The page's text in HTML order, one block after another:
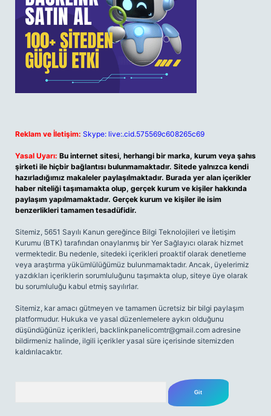
Reklam ve İletişim: Skype: live:.cid.575569c608265c69
Yasal Uyarı: Bu internet sitesi, herhangi bir marka, kurum veya şahıs
şirketi ile hiçbir bağlantısı bulunmamaktadır. Sitede yalnızca kendi
hazırladığımız makaleler paylaşılmaktadır. Burada yer alan içerikler
haber niteliği taşımamakta olup, gerçek kurum ve kişiler hakkında
paylaşım yapılmamaktadır. Gerçek kurum ve kişiler ile isim
benzerlikleri tamamen tesadüfidir.
Sitemiz, 5651 Sayılı Kanun gereğince Bilgi Teknolojileri ve İletişim
Kurumu (BTK) tarafından onaylanmış bir Yer Sağlayıcı olarak hizmet
vermektedir. Bu nedenle, sitedeki içerikleri proaktif olarak denetleme
veya araştırma yükümlülüğümüz bulunmamaktadır. Ancak, üyelerimiz
yazdıkları içeriklerin sorumluluğunu taşımakta olup, siteye üye olarak
bu sorumluluğu kabul etmiş sayılırlar.
Sitemiz, kar amacı gütmeyen ve tamamen ücretsiz bir bilgi paylaşım
platformudur. Hukuka ve yasal düzenlemelere aykırı olduğunu
düşündüğünüz içerikleri, backlinkpanelicomtr@gmail.com adresine
bildirmeniz halinde, ilgili içerikler yasal süre içerisinde sitemizden
kaldırılacaktır.